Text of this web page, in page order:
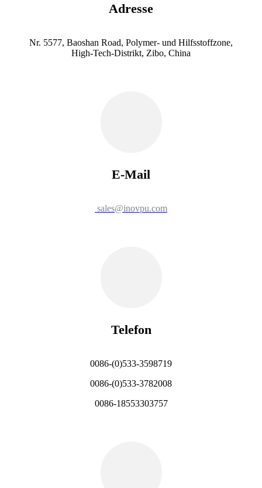
Adresse
Nr. 5577, Baoshan Road, Polymer- und Hilfsstoffzone,
High-Tech-Distrikt, Zibo, China
E-Mail
sales@inovpu.com
Telefon
0086-(0)533-3598719
0086-(0)533-3782008
0086-18553303757